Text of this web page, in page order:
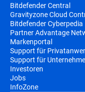
Bitdefender Central
Gravityzone Cloud
Bitdefender Cyberpedia
Partner Advantage
Markenportal
Support für
Support für
Investoren
Jobs
InfoZone